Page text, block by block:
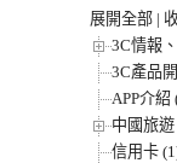
展開全部 |
3C情報
3C產品
APP介紹
中國旅遊
信用卡